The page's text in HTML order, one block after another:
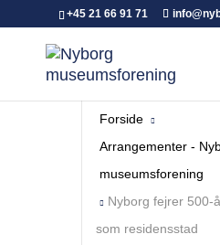
+45 21 66 91 71
Forside
Arrangementer -
museumsforening
Nyborg fejrer 500-
som residensstad